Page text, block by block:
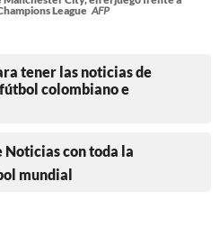
League AFP
tener las noticias de
colombiano e
Noticias con toda la
mundial